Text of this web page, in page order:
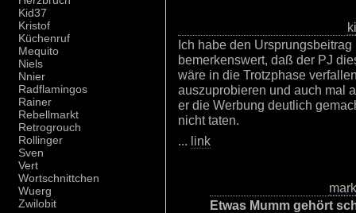
Kid37
Kristof
Küchenruf
Mequito
Niels
Nnier
Radflamingos
Rainer
Rebellmarkt
Retrogrouch
Rollinger
Sven
Vert
Wortschnittchen
Wuerg
Zwilobit
Ich habe den
bemerkenswert, daß der PJ
wäre in die Trotzphase
auszuprobieren und auch mal
er die Werbung deutlich
nicht taten.
... link
Etwas Mumm gehört